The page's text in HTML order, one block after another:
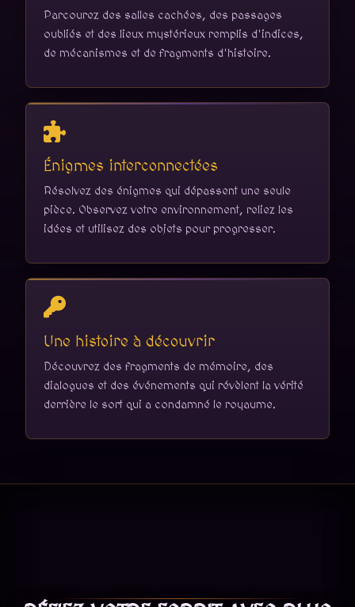
Parcourez des salles cachées, des passages
oubliés et des lieux mystérieux remplis d'indices,
de mécanismes et de fragments d'histoire.
Énigmes interconnectées
Résolvez des énigmes qui dépassent une seule
pièce. Observez votre environnement, reliez les
idées et utilisez des objets pour progresser.
Une histoire à découvrir
Découvrez des fragments de mémoire, des
dialogues et des événements qui révèlent la vérité
derrière le sort qui a condamné le royaume.